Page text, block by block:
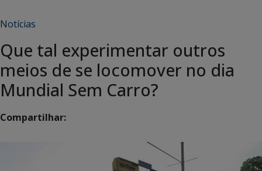
Notícias
Que tal experimentar outros
meios de se locomover no dia
Mundial Sem Carro?
Compartilhar: